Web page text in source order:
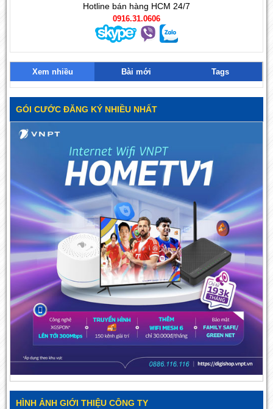
Hotline bán hàng HCM 24/7
0916.31.0606
Xem nhiều Bài mới Tags
GÓI CƯỚC ĐĂNG KÝ NHIỀU NHẤT
HÌNH ẢNH GIỚI THIỆU CÔNG TY